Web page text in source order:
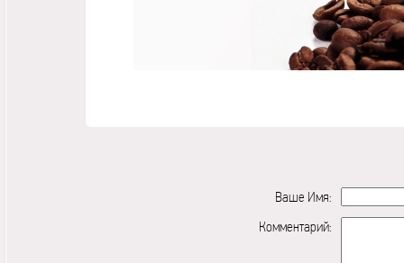
Ваше Имя:
Комментарий: